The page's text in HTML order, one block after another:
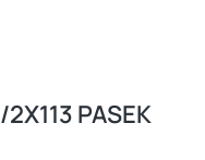
PASEK